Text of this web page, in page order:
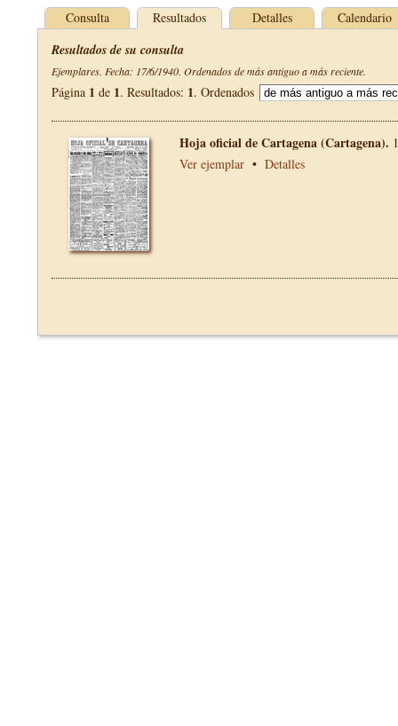
Consulta Resultados Detalles Calendario
Resultados de su consulta
Ejemplares. Fecha: 17/6/1940. Ordenados de más antiguo a más reciente.
Página 1 de 1. Resultados: 1. Ordenados
Hoja oficial de Cartagena (Cartagena).
Ver ejemplar • Detalles